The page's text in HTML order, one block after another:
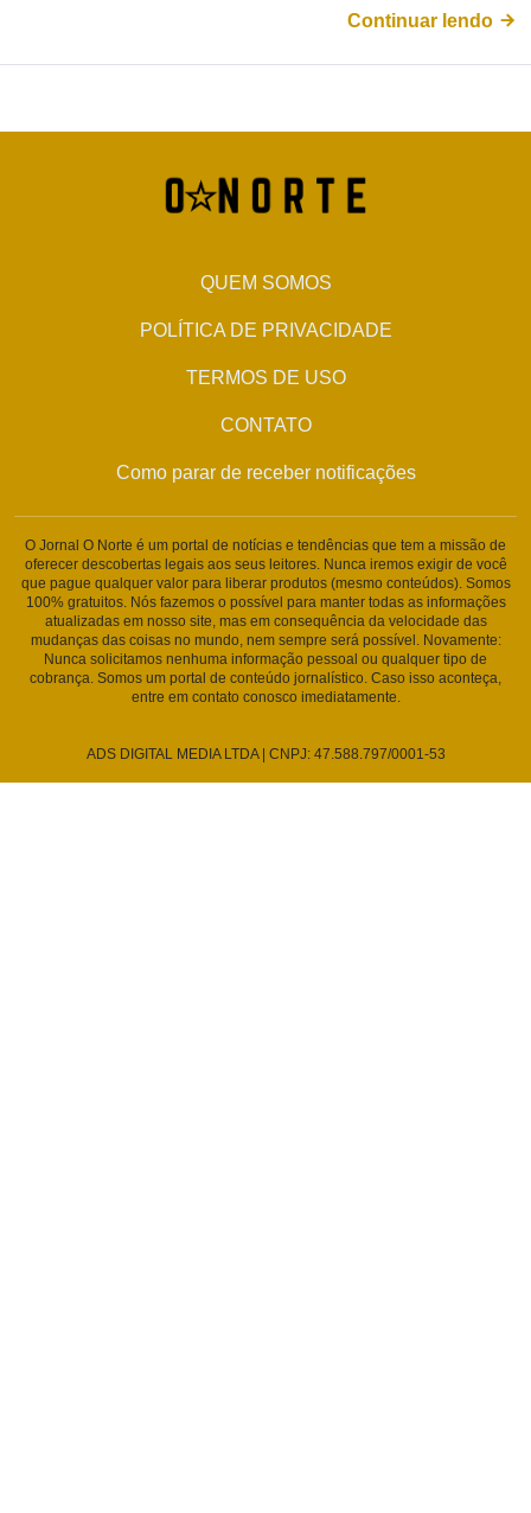
Continuar lendo
QUEM SOMOS
POLÍTICA DE PRIVACIDADE
TERMOS DE USO
CONTATO
Como parar de receber notificações
O Jornal O Norte é um portal de notícias e tendências que tem a missão de
oferecer descobertas legais aos seus leitores. Nunca iremos exigir de você
que pague qualquer valor para liberar produtos (mesmo conteúdos). Somos
100% gratuitos. Nós fazemos o possível para manter todas as informações
atualizadas em nosso site, mas em consequência da velocidade das
mudanças das coisas no mundo, nem sempre será possível. Novamente:
Nunca solicitamos nenhuma informação pessoal ou qualquer tipo de
cobrança. Somos um portal de conteúdo jornalístico. Caso isso aconteça,
entre em contato conosco imediatamente.
ADS DIGITAL MEDIA LTDA | CNPJ: 47.588.797/0001-53